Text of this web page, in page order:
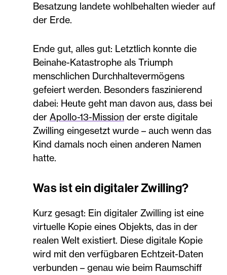
Besatzung landete wohlbehalten wieder auf
der Erde.
Ende gut, alles gut: Letztlich konnte die
Beinahe-Katastrophe als Triumph
menschlichen Durchhaltevermögens
gefeiert werden. Besonders faszinierend
dabei: Heute geht man davon aus, dass bei
der Apollo-13-Mission der erste digitale
Zwilling eingesetzt wurde – auch wenn das
Kind damals noch einen anderen Namen
hatte.
Was ist ein digitaler Zwilling?
Kurz gesagt: Ein digitaler Zwilling ist eine
virtuelle Kopie eines Objekts, das in der
realen Welt existiert. Diese digitale Kopie
wird mit den verfügbaren Echtzeit-Daten
verbunden – genau wie beim Raumschiff